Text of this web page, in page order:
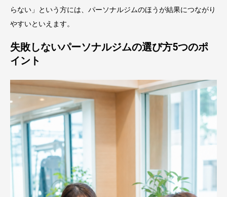
らない」という方には、パーソナルジムのほうが結果につながり
やすいといえます。
失敗しないパーソナルジムの選び方5つのポ
イント